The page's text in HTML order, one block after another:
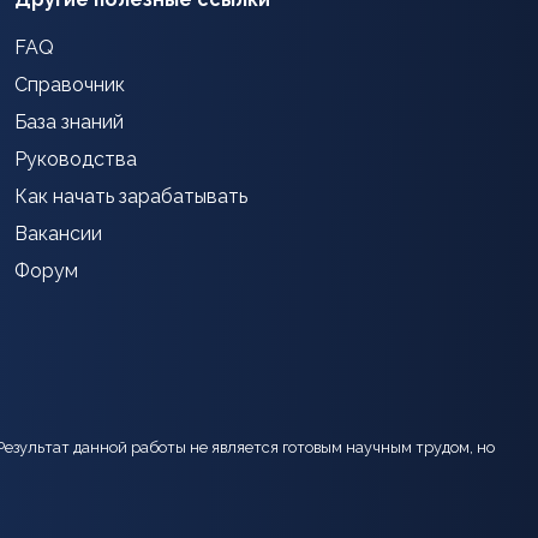
FAQ
Справочник
База знаний
Руководства
Как начать зарабатывать
Вакансии
Форум
данной работы не является готовым научным трудом, но